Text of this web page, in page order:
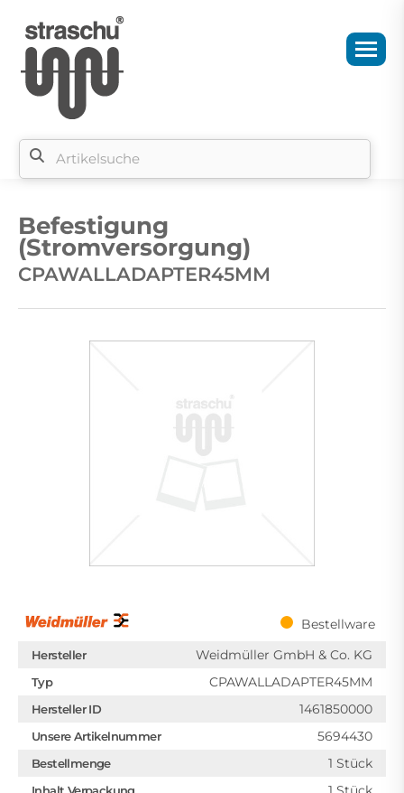
Befestigung
(Stromversorgung)
CPAWALLADAPTER45MM
Bestellware
Hersteller Weidmüller GmbH & Co. KG
Typ CPAWALLADAPTER45MM
Hersteller ID 1461850000
Unsere Artikelnummer 5694430
Bestellmenge 1 Stück